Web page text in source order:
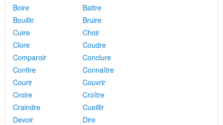
Boire
Battre
Bouillir
Bruire
Cuire
Choir
Clore
Coudre
Comparoir
Conclure
Confire
Connaître
Courir
Couvrir
Croire
Croître
Craindre
Cueillir
Devoir
Dire